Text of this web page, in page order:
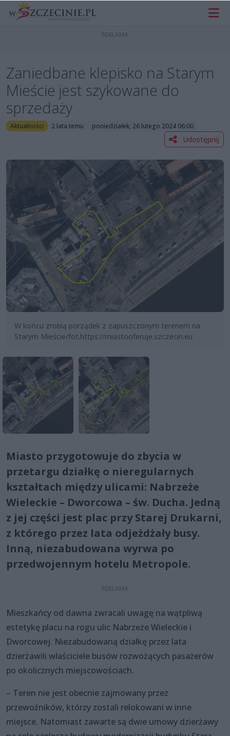
Zaniedbane klepisko na Starym
Mieście jest szykowane do
sprzedaży
Aktualności 2 lata temu poniedziałek, 26 lutego 2024 06:00
Udostępnij
W końcu zrobią porządek z zapuszczonym terenem na
Starym Mieście/fot.https://miastooferuje.szczecin.eu
Miasto przygotowuje do zbycia w
przetargu działkę o nieregularnych
kształtach między ulicami: Nabrzeże
Wieleckie – Dworcowa – św. Ducha. Jedną
z jej części jest plac przy Starej Drukarni,
z którego przez lata odjeżdżały busy.
Inną, niezabudowana wyrwa po
przedwojennym hotelu Metropole.
Mieszkańcy od dawna zwracali uwagę na wątpliwą
estetykę placu na rogu ulic Nabrzeże Wieleckie i
Dworcowej. Niezabudowaną działkę przez lata
dzierżawili właściciele busów rozwożących pasażerów
po okolicznych miejscowościach.
– Teren nie jest obecnie zajmowany przez
przewoźników, którzy zostali relokowani w inne
miejsce. Natomiast zawarte są dwie umowy dzierżawy